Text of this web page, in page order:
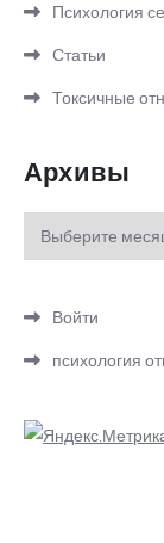
Психология
Статьи
Токсичные
Архивы
Архивы
Войти
психология